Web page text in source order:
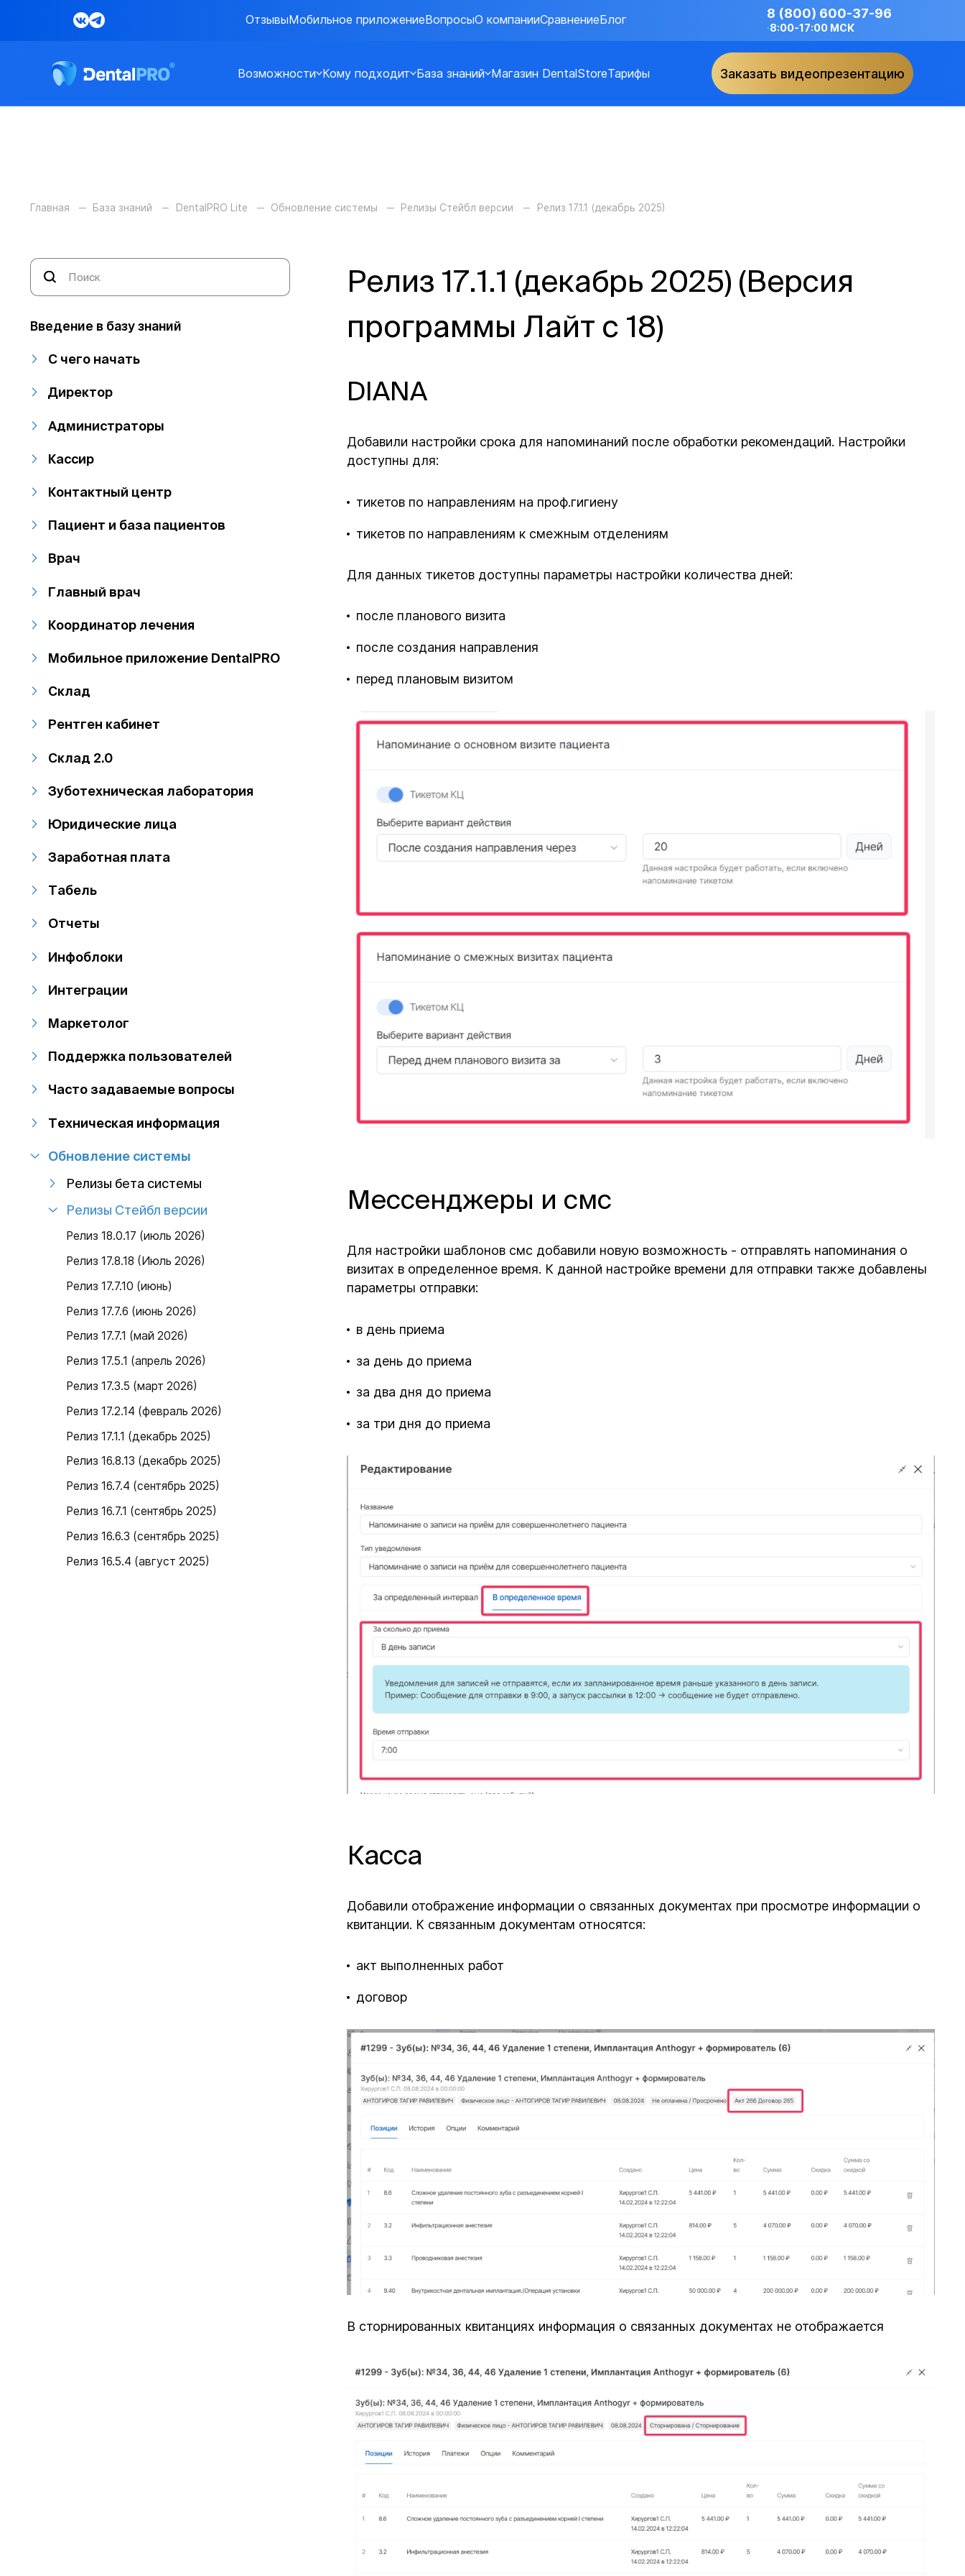
ОтзывыМобильное приложениеВопросыО компанииСравнениеБлог 8 (800) 600-37-96
8:00-17:00 МСК
Возможности Кому подходит База знаний Магазин DentalStoreТарифы Заказать видеопрезентацию
Главная База знаний DentalPRO Lite Обновление системы Релизы Стейбл версии Релиз 17.1.1 (декабрь 2025)
Введение в базу знаний
С чего начать
Директор
Администраторы
Кассир
Контактный центр
Пациент и база пациентов
Врач
Главный врач
Координатор лечения
Мобильное приложение DentalPRO
Склад
Рентген кабинет
Склад 2.0
Зуботехническая лаборатория
Юридические лица
Заработная плата
Табель
Отчеты
Инфоблоки
Интеграции
Маркетолог
Поддержка пользователей
Часто задаваемые вопросы
Техническая информация
Обновление системы
Релизы бета системы
Релизы Стейбл версии
Релиз 18.0.17 (июль 2026)
Релиз 17.8.18 (Июль 2026)
Релиз 17.7.10 (июнь)
Релиз 17.7.6 (июнь 2026)
Релиз 17.7.1 (май 2026)
Релиз 17.5.1 (апрель 2026)
Релиз 17.3.5 (март 2026)
Релиз 17.2.14 (февраль 2026)
Релиз 17.1.1 (декабрь 2025)
Релиз 16.8.13 (декабрь 2025)
Релиз 16.7.4 (сентябрь 2025)
Релиз 16.7.1 (сентябрь 2025)
Релиз 16.6.3 (сентябрь 2025)
Релиз 16.5.4 (август 2025)
Релиз 17.1.1 (декабрь 2025) (Версия
программы Лайт с 18)
DIANA
Добавили настройки срока для напоминаний после обработки рекомендаций. Настройки
доступны для:
тикетов по направлениям на проф.гигиену
тикетов по направлениям к смежным отделениям
Для данных тикетов доступны параметры настройки количества дней:
после планового визита
после создания направления
перед плановым визитом
Мессенджеры и смс
Для настройки шаблонов смс добавили новую возможность - отправлять напоминания о
визитах в определенное время. К данной настройке времени для отправки также добавлены
параметры отправки:
в день приема
за день до приема
за два дня до приема
за три дня до приема
Касса
Добавили отображение информации о связанных документах при просмотре информации о
квитанции. К связанным документам относятся:
акт выполненных работ
договор
В сторнированных квитанциях информация о связанных документах не отображается